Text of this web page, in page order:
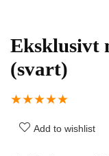
Eksklusivt
(svart)
★★★★★
Add to wishlist